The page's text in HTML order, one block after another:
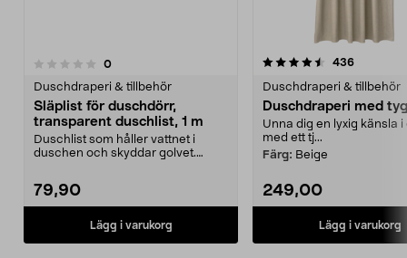
0recensioner
Duschdraperi & tillbehör
Släplist för duschdörr,
transparent duschlist, 1 m
Duschlist som håller vattnet i
duschen och skyddar golvet.
79,90
Lägg i varukorg
4.5 av 5 stjärnor 436
Duschdraperi & tillbehör
Duschdraperi med
Unna dig en lyxig känsla
med ett tj...
Färg: Beige
249,00
Lägg i varukorg
4.0 av 5 stjärnor